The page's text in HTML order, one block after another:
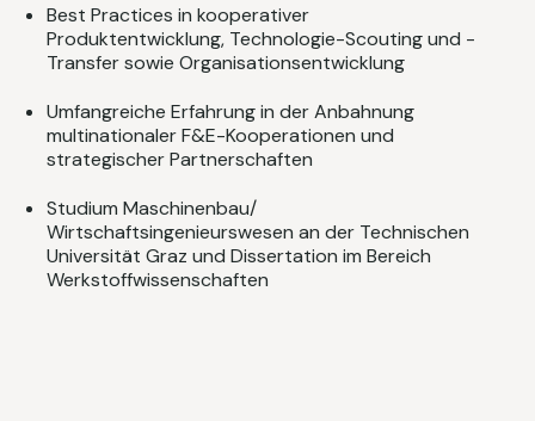
Best Practices in kooperativer
Produktentwicklung, Technologie-Scouting und -
Transfer sowie Organisationsentwicklung
Umfangreiche Erfahrung in der Anbahnung
multinationaler F&E-Kooperationen und
strategischer Partnerschaften
Studium Maschinenbau/
Wirtschaftsingenieurswesen an der Technischen
Universität Graz und Dissertation im Bereich
Werkstoffwissenschaften